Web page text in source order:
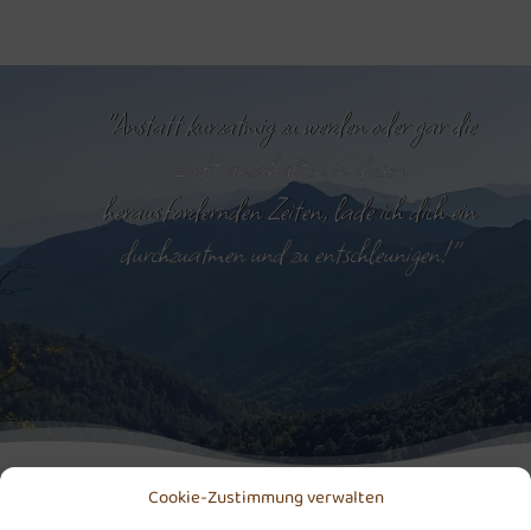
Cookie-Zustimmung verwalten
"Anstatt kurzatmig zu werden oder gar die
Luft anzuhalten in diesen
herausfordernden Zeiten, lade ich dich ein
durchzuatmen und zu entschleunigen!"